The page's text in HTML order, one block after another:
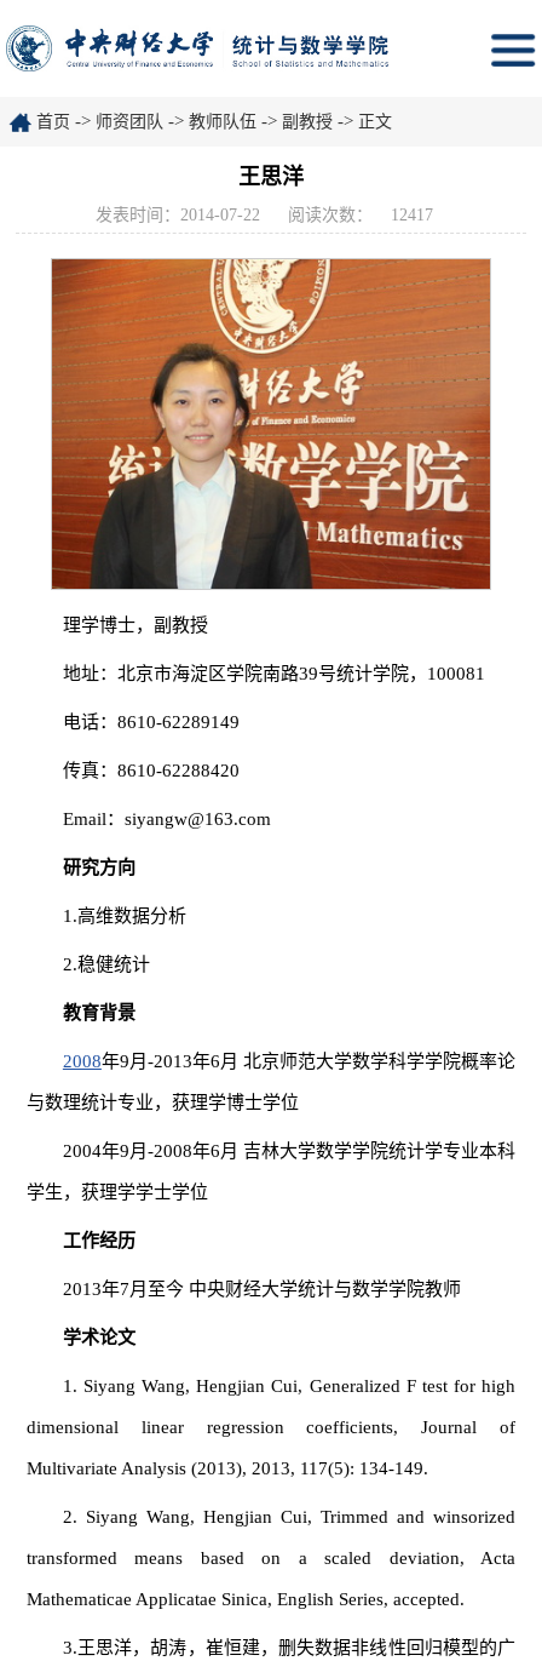
首页 -> 师资团队 -> 教师队伍 -> 副教授 -> 正文
王思洋
发表时间：2014-07-22 阅读次数： 12417
理学博士，副教授
地址：北京市海淀区学院南路39号统计学院，100081
电话：8610-62289149
传真：8610-62288420
Email：siyangw@163.com
研究方向
1.高维数据分析
2.稳健统计
教育背景
2008年9月-2013年6月 北京师范大学数学科学学院概率论
与数理统计专业，获理学博士学位
2004年9月-2008年6月 吉林大学数学学院统计学专业本科
学生，获理学学士学位
工作经历
2013年7月至今 中央财经大学统计与数学学院教师
学术论文
1. Siyang Wang, Hengjian Cui, Generalized F test for high
dimensional linear regression coefficients, Journal of
Multivariate Analysis (2013), 2013, 117(5): 134-149.
2. Siyang Wang, Hengjian Cui, Trimmed and winsorized
transformed means based on a scaled deviation, Acta
Mathematicae Applicatae Sinica, English Series, accepted.
3.王思洋，胡涛，崔恒建，删失数据非线性回归模型的广